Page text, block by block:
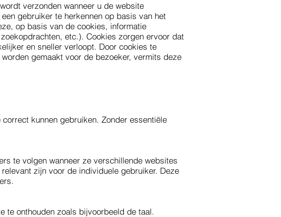
verzonden wanneer u de website
gebruiker te herkennen op basis van het
op basis van de cookies, informatie
etc.). Cookies zorgen ervoor dat
en sneller verloopt. Door cookies te
gemaakt voor de bezoeker, vermits deze
kunnen gebruiken. Zonder essentiële
te volgen wanneer ze verschillende websites
zijn voor de individuele gebruiker. Deze
te onthouden zoals bijvoorbeeld de taal.